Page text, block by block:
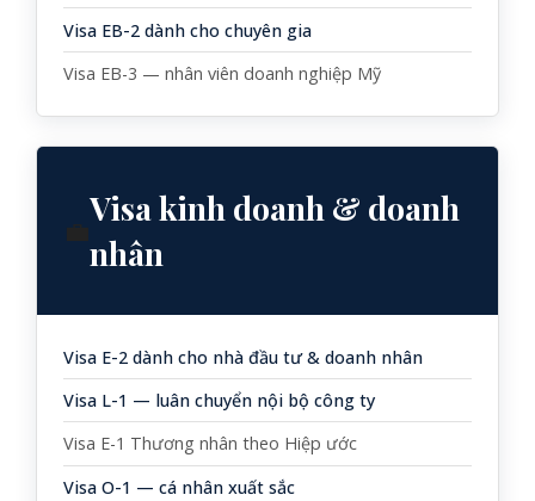
Visa EB-2 dành cho chuyên gia
Visa EB-3 — nhân viên doanh nghiệp Mỹ
💼
Visa kinh doanh & doanh
nhân
Visa E-2 dành cho nhà đầu tư & doanh nhân
Visa L-1 — luân chuyển nội bộ công ty
Visa E-1 Thương nhân theo Hiệp ước
Visa O-1 — cá nhân xuất sắc